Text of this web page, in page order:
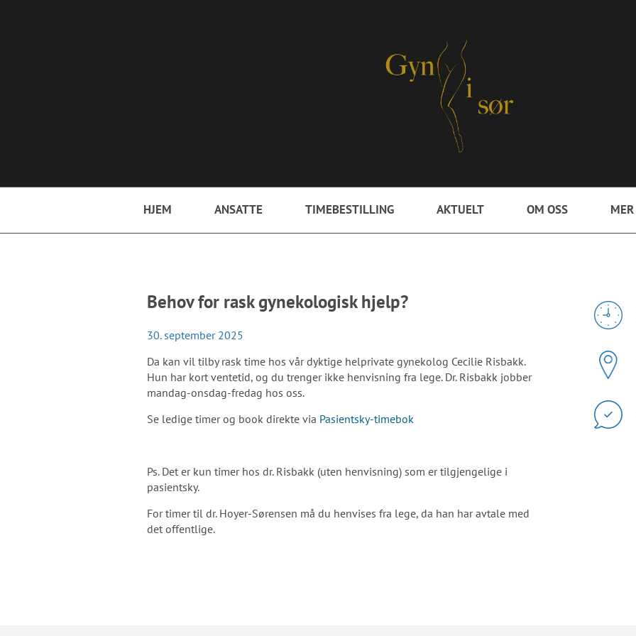
HJEM ANSATTE TIMEBESTILLING AKTUELT OM OSS MER
Behov for rask gynekologisk hjelp?
30. september 2025
Da kan vil tilby rask time hos vår dyktige helprivate gynekolog Cecilie Risbakk.
Hun har kort ventetid, og du trenger ikke henvisning fra lege. Dr. Risbakk jobber
mandag-onsdag-fredag hos oss.
Se ledige timer og book direkte via Pasientsky-timebok
Ps. Det er kun timer hos dr. Risbakk (uten henvisning) som er tilgjengelige i
pasientsky.
For timer til dr. Hoyer-Sørensen må du henvises fra lege, da han har avtale med
det offentlige.